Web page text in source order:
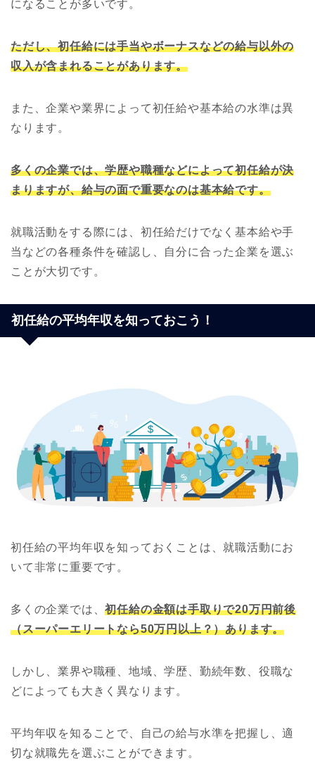
になることが多いです。
ただし、初任給には手当やボーナスなどの給与以外の
収入が含まれることがあります。
また、企業や業界によって初任給や基本給の水準は異
なります。
多くの企業では、学歴や職種などによって初任給が決
まりますが、給与の面で重要なのは基本給です。
就職活動をする際には、初任給だけでなく基本給や手
当などの各種条件を確認し、自分に合った企業を選ぶ
ことが大切です。
初任給の平均年収を知っておこう！
初任給の平均年収を知っておくことは、就職活動にお
いて非常に重要です。
多くの企業では、初任給の金額は手取りで20万円前後
（スーパーエリートなら50万円以上？）あります。
しかし、業界や職種、地域、学歴、勤続年数、役職な
どによっても大きく異なります。
平均年収を知ることで、自己の給与水準を把握し、適
切な就職先を選ぶことができます。